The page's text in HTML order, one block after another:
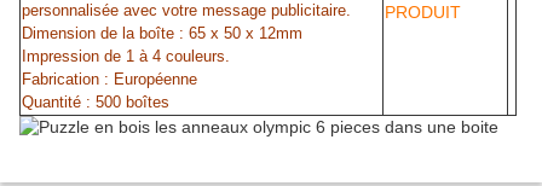
personnalisée avec votre message publicitaire.
Dimension de la boîte : 65 x 50 x 12mm
Impression de 1 à 4 couleurs.
Fabrication : Européenne
Quantité : 500 boîtes